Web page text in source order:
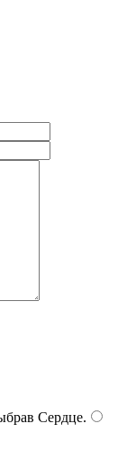
Сердце.